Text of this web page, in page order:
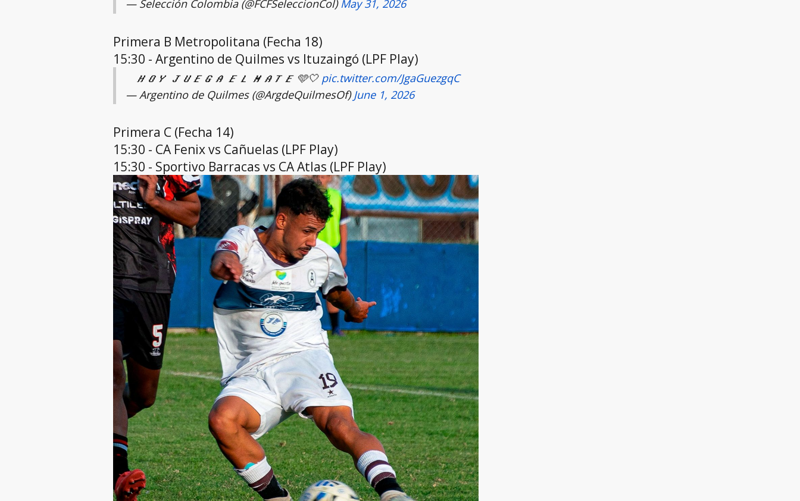
— Selección Colombia (@FCFSeleccionCol)May 31, 2026
Primera B Metropolitana (Fecha 18)
15:30 - Argentino de Quilmes vs Ituzaingó (LPF Play)
𝑯𝑶𝒀 𝑱𝑼𝑬𝑮𝑨 𝑬𝑳 𝑴𝑨𝑻𝑬 🩵🤍 pic.twitter.com/JgaGuezgqC
— Argentino de Quilmes (@ArgdeQuilmesOf)June 1, 2026
Primera C (Fecha 14)
15:30 - CA Fenix vs Cañuelas (LPF Play)
15:30 - Sportivo Barracas vs CA Atlas (LPF Play)